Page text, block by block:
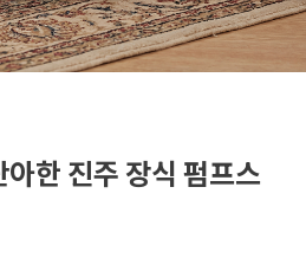
한 진주 장식 펌프스